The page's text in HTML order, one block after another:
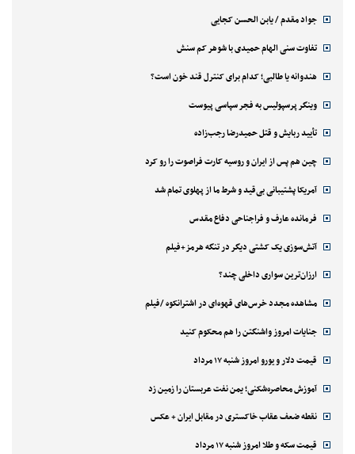
جواد مقدم / یابن الحسن کجایی
تفاوت سنی الهام حمیدی با شوهر کم سنش
هندوانه یا طالبی؛ کدام‌ برای کنترل قند خون است؟
وینگر پرسپولیس به فجر سپاسی پیوست
تأیید ربایش و قتل حمیدرضا رجب‌زاده
چین هم پس از ایران و روسیه کارت فراصوت را رو کرد
آمریکا پشتیبانی بی‌قید و شرط ما از پهلوی تمام شد
فرمانده عارف و فراجناحی دفاع مقدس
آتش‌سوزی یک کشتی دیگر در تنگه هرمز+فیلم
ارزان‌ترین سواری داخلی چند؟
مشاهده مجدد خرس‌های قهوه‌ای در اشترانکوه /فیلم
جنایات امروز واشنگتن را هم محکوم کنید
قیمت دلار و یورو امروز شنبه ۱۷ مرداد
آموزش محاصره‌شکنی؛ یمن نفت عربستان را زمین زد
نقطه ضعف عقاب خاکستری در مقابل ایران + عکس
قیمت سکه و طلا امروز شنبه ۱۷ مرداد